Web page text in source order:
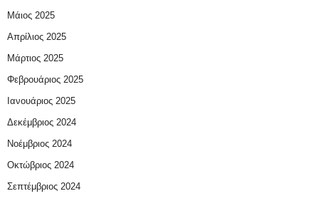
Μάιος 2025
Απρίλιος 2025
Μάρτιος 2025
Φεβρουάριος 2025
Ιανουάριος 2025
Δεκέμβριος 2024
Νοέμβριος 2024
Οκτώβριος 2024
Σεπτέμβριος 2024